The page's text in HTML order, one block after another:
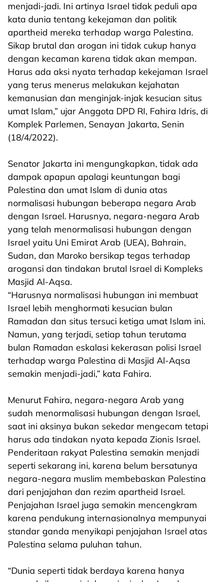
menjadi-jadi. Ini artinya Israel tidak peduli apa
kata dunia tentang kekejaman dan politik
apartheid mereka terhadap warga Palestina.
Sikap brutal dan arogan ini tidak cukup hanya
dengan kecaman karena tidak akan mempan.
Harus ada aksi nyata terhadap kekejaman Israel
yang terus menerus melakukan kejahatan
kemanusian dan menginjak-injak kesucian situs
umat Islam,” ujar Anggota DPD RI, Fahira Idris, di
Komplek Parlemen, Senayan Jakarta, Senin
(18/4/2022).
Senator Jakarta ini mengungkapkan, tidak ada
dampak apapun apalagi keuntungan bagi
Palestina dan umat Islam di dunia atas
normalisasi hubungan beberapa negara Arab
dengan Israel. Harusnya, negara-negara Arab
yang telah menormalisasi hubungan dengan
Israel yaitu Uni Emirat Arab (UEA), Bahrain,
Sudan, dan Maroko bersikap tegas terhadap
arogansi dan tindakan brutal Israel di Kompleks
Masjid Al-Aqsa.
“Harusnya normalisasi hubungan ini membuat
Israel lebih menghormati kesucian bulan
Ramadan dan situs tersuci ketiga umat Islam ini.
Namun, yang terjadi, setiap tahun terutama
bulan Ramadan eskalasi kekerasan polisi Israel
terhadap warga Palestina di Masjid Al-Aqsa
semakin menjadi-jadi,” kata Fahira.
Menurut Fahira, negara-negara Arab yang
sudah menormalisasi hubungan dengan Israel,
saat ini aksinya bukan sekedar mengecam tetapi
harus ada tindakan nyata kepada Zionis Israel.
Penderitaan rakyat Palestina semakin menjadi
seperti sekarang ini, karena belum bersatunya
negara-negara muslim membebaskan Palestina
dari penjajahan dan rezim apartheid Israel.
Penjajahan Israel juga semakin mencengkram
karena pendukung internasionalnya mempunyai
standar ganda menyikapi penjajahan Israel atas
Palestina selama puluhan tahun.
“Dunia seperti tidak berdaya karena hanya